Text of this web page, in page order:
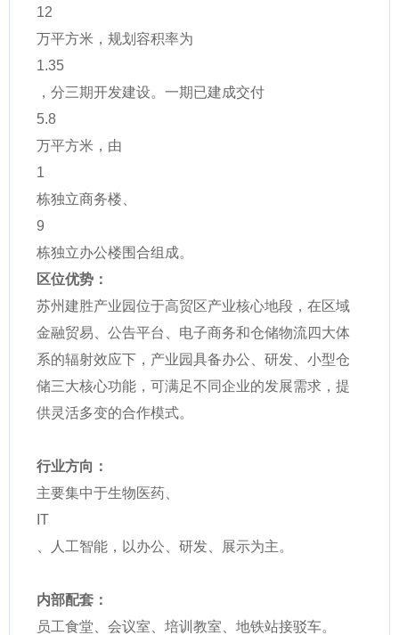
12
万平方米，规划容积率为
1.35
，分三期开发建设。一期已建成交付
5.8
万平方米，由
1
栋独立商务楼、
9
栋独立办公楼围合组成。
区位优势：
苏州建胜产业园位于高贸区产业核心地段，在区域
金融贸易、公告平台、电子商务和仓储物流四大体
系的辐射效应下，产业园具备办公、研发、小型仓
储三大核心功能，可满足不同企业的发展需求，提
供灵活多变的合作模式。
行业方向：
主要集中于生物医药、
IT
、人工智能，以办公、研发、展示为主。
内部配套：
员工食堂、会议室、培训教室、地铁站接驳车。